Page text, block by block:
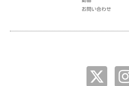
お問い合わせ